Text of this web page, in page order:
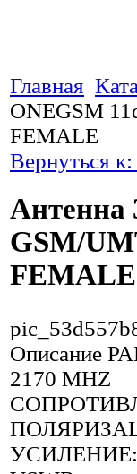
Главная
ONEGSM
FEMALE
Вернуться
Антенна
GSM/
FEMALE
Описание
2170 MHZ
УСИЛЕНИЕ: